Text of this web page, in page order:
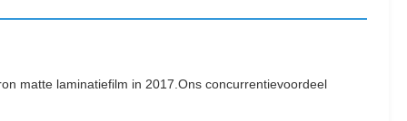
matte laminatiefilm in 2017.Ons concurrentievoordeel